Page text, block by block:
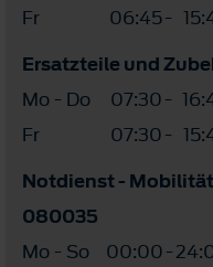
Fr
06:45-
Ersatzteile und
Mo - Do
07:30-
Fr
07:30-
Notdienst -
080035
Mo - So
00:00-